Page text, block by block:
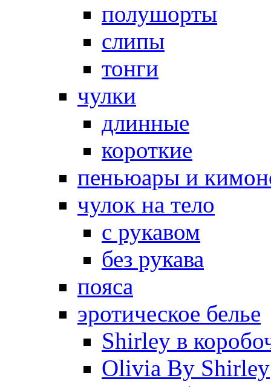
полушорты
слипы
тонги
чулки
длинные
короткие
пеньюары и
чулок на тело
с рукавом
без рукава
пояса
эротическое белье
Shirley в
Olivia By Shirley